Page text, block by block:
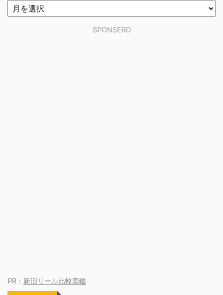
SPONSERD
PR： 新旧リール比較図鑑